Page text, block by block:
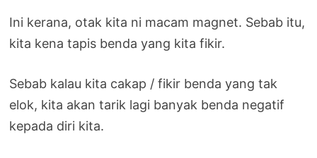
Ini kerana, otak kita ni macam magnet. Sebab itu,
kita kena tapis benda yang kita fikir.
Sebab kalau kita cakap / fikir benda yang tak
elok, kita akan tarik lagi banyak benda negatif
kepada diri kita.